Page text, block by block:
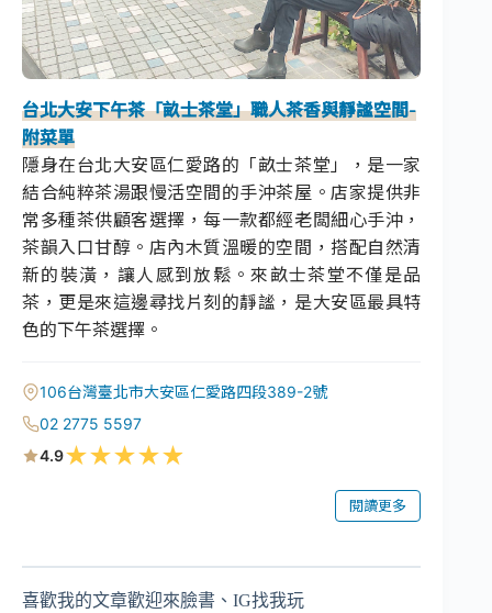
台北大安下午茶「畝士茶堂」職人茶香與靜謐空間-
附菜單
隱身在台北大安區仁愛路的「畝士茶堂」，是一家
結合純粹茶湯跟慢活空間的手沖茶屋。店家提供非
常多種茶供顧客選擇，每一款都經老闆細心手沖，
茶韻入口甘醇。店內木質溫暖的空間，搭配自然清
新的裝潢，讓人感到放鬆。來畝士茶堂不僅是品
茶，更是來這邊尋找片刻的靜謐，是大安區最具特
色的下午茶選擇。
106台灣臺北市大安區仁愛路四段389-2號
02 2775 5597
4.9★★★★★
閱讀更多
喜歡我的文章歡迎來臉書、IG找我玩